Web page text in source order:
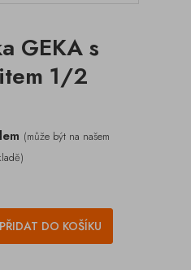
GEKA s
1/2
(může být na našem
PŘIDAT DO KOŠÍKU